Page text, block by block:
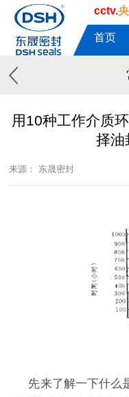
cctv.
首页
用10种工作介质
择油
来源： 东晟密封
先来了解一下什么